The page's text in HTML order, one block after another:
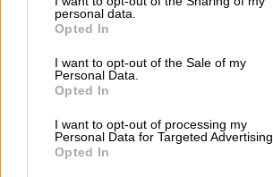
personal data.
Opted In
I want to opt-out of the Sale of my
Personal Data.
Opted In
I want to opt-out of processing my
Personal Data for Targeted Advertising.
Opted In
υποστελεχωμένες Πυροσβεστικές
Υπηρεσίες της Π.Ε. Λάρισας
07/08/2026 , 21:17